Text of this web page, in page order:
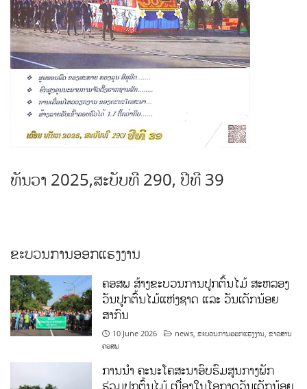
ທັນວາ 2025,ສະບັບທີ 290, ປີທີ 39
ຂະບວນການອອກແຮງງານ
ຄອສພ ສ້າງຂະບວນການປູກຕົ້ນໄມ້ ສະຫລອງ
ວັນປູກຕົ້ນໄມ້ແຫ່ງຊາດ ແລະ ວັນເດັກນ້ອຍ
ສາກົນ
10 June 2026 news,ຂະບວນການອອກແຮງງານ,ຂ່າວສານ
ຄອສພ
ການນໍາ ຄະນະໂຄສະນາອົບຮົມສູນກາງພັກ
ຮ່ວມປູກຕົ້ນໄມ້ ເນື່ອງໃນໂອກາດວັນເດັກນ້ອຍ